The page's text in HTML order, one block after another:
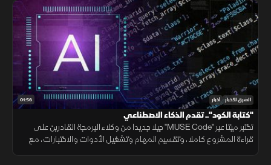
01:56 الشرق للأخبار أخبار
"كتابة الكود".. تقدم الذكاء الاصطناعي
تختبر ميتا عبر "MUSE Code" جيلا جديدا من وكلاء البرمجة القادرين على
قراءة المشروع كاملا، وتقسيم المهام وتشغيل الأدوات والاختبارات، مع